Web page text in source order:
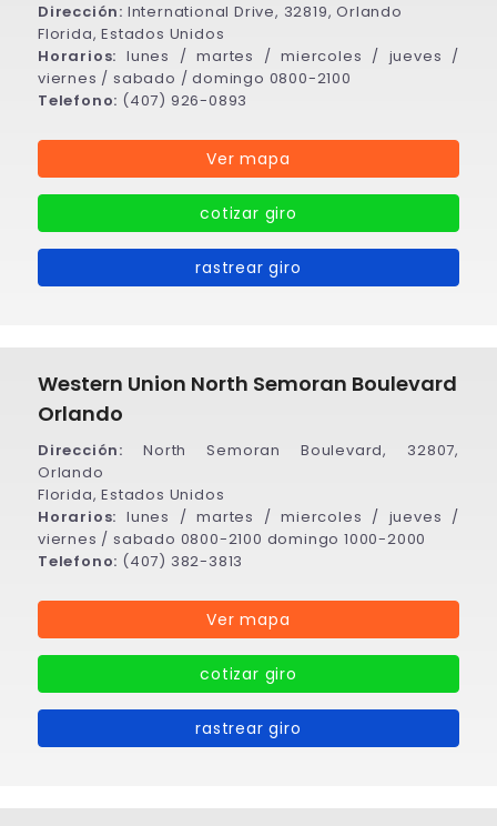
Dirección: International Drive, 32819, Orlando
Florida, Estados Unidos
Horarios: lunes / martes / miercoles / jueves /
viernes / sabado / domingo 0800-2100
Telefono: (407) 926-0893
Ver mapa
cotizar giro
rastrear giro
Western Union North Semoran Boulevard
Orlando
Dirección:North Semoran Boulevard, 32807,
Orlando
Florida, Estados Unidos
Horarios: lunes / martes / miercoles / jueves /
viernes / sabado 0800-2100 domingo 1000-2000
Telefono: (407) 382-3813
Ver mapa
cotizar giro
rastrear giro